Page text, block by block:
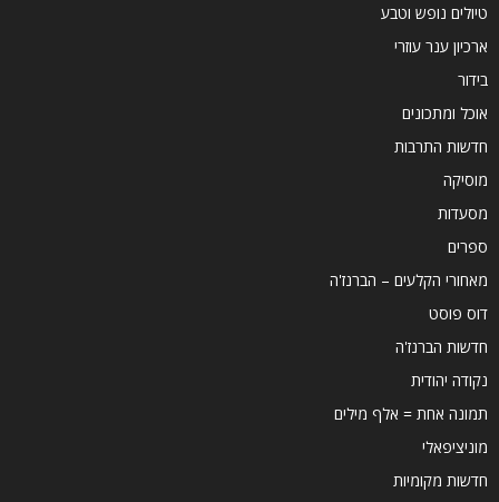
טיולים נופש וטבע
ארכיון ענר עוזרי
בידור
אוכל ומתכונים
חדשות התרבות
מוסיקה
מסעדות
ספרים
מאחורי הקלעים – הברנז'ה
דוס פוסט
חדשות הברנז'ה
נקודה יהודית
תמונה אחת = אלף מילים
מוניציפאלי
חדשות מקומיות